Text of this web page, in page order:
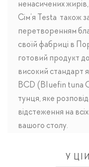
ненасичених
Сім’я Testa також
перетворенням
своїй фабриці в
готовий продукт
високий стандарт
BCD (Bluefin tuna
тунця, яке
відстеження на
вашого столу.
У